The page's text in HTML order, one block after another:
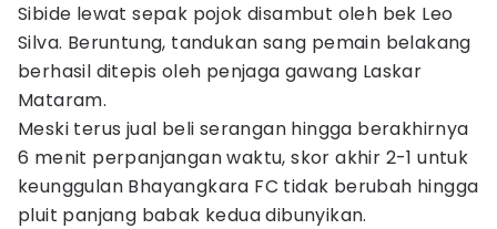
Sibide lewat sepak pojok disambut oleh bek Leo
Silva. Beruntung, tandukan sang pemain belakang
berhasil ditepis oleh penjaga gawang Laskar
Mataram.
Meski terus jual beli serangan hingga berakhirnya
6 menit perpanjangan waktu, skor akhir 2-1 untuk
keunggulan Bhayangkara FC tidak berubah hingga
pluit panjang babak kedua dibunyikan.